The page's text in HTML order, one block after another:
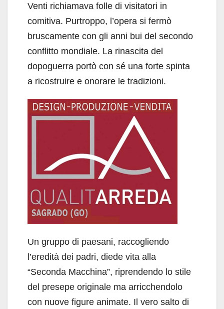
Venti richiamava folle di visitatori in
comitiva. Purtroppo, l’opera si fermò
bruscamente con gli anni bui del secondo
conflitto mondiale. La rinascita del
dopoguerra portò con sé una forte spinta
a ricostruire e onorare le tradizioni.
Un gruppo di paesani, raccogliendo
l’eredità dei padri, diede vita alla
“Seconda Macchina”, riprendendo lo stile
del presepe originale ma arricchendolo
con nuove figure animate. Il vero salto di